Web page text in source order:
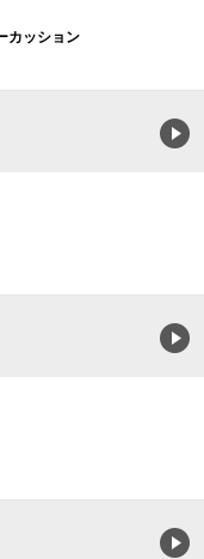
カッション